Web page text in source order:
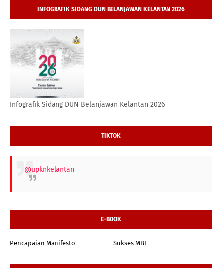
INFOGRAFIK SIDANG DUN BELANJAWAN KELANTAN 2026
Infografik Sidang DUN Belanjawan Kelantan 2026
TIKTOK
@upknkelantan
E-BOOK
Pencapaian Manifesto Sukses MBI